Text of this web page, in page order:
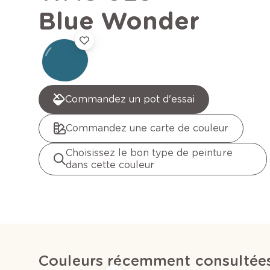
Blue Wonder
Commandez un pot d'essai
Commandez une carte de couleur
Choisissez le bon type de peinture
dans cette couleur
Couleurs récemment